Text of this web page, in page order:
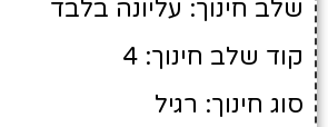
שלב חינוך: עליונה בלבד
קוד שלב חינוך: 4
סוג חינוך: רגיל